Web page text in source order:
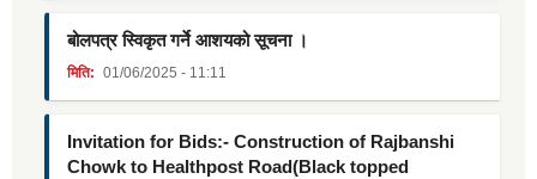
बोलपत्र स्विकृत गर्ने आशयको सूचना ।
मिति: 01/06/2025 - 11:11
Invitation for Bids:- Construction of Rajbanshi
Chowk to Healthpost Road(Black topped